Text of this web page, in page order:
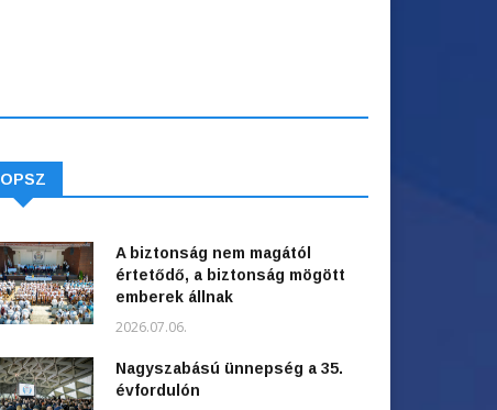
OPSZ
A biztonság nem magától
értetődő, a biztonság mögött
emberek állnak
2026.07.06.
Nagyszabású ünnepség a 35.
évfordulón